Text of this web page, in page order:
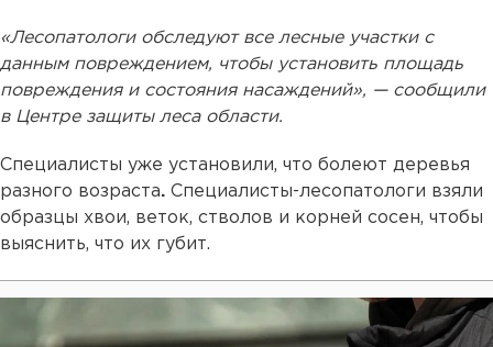
«Лесопатологи обследуют все лесные участки с
данным повреждением, чтобы установить площадь
повреждения и состояния насаждений», — сообщили
в Центре защиты леса области.
Специалисты уже установили, что болеют деревья
разного возраста. Специалисты-лесопатологи взяли
образцы хвои, веток, стволов и корней сосен, чтобы
выяснить, что их губит.